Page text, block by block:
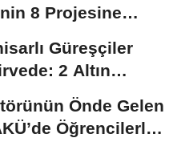
8 Projesine
Güreşçiler
2 Altın
Önde Gelen
Öğrencilerle